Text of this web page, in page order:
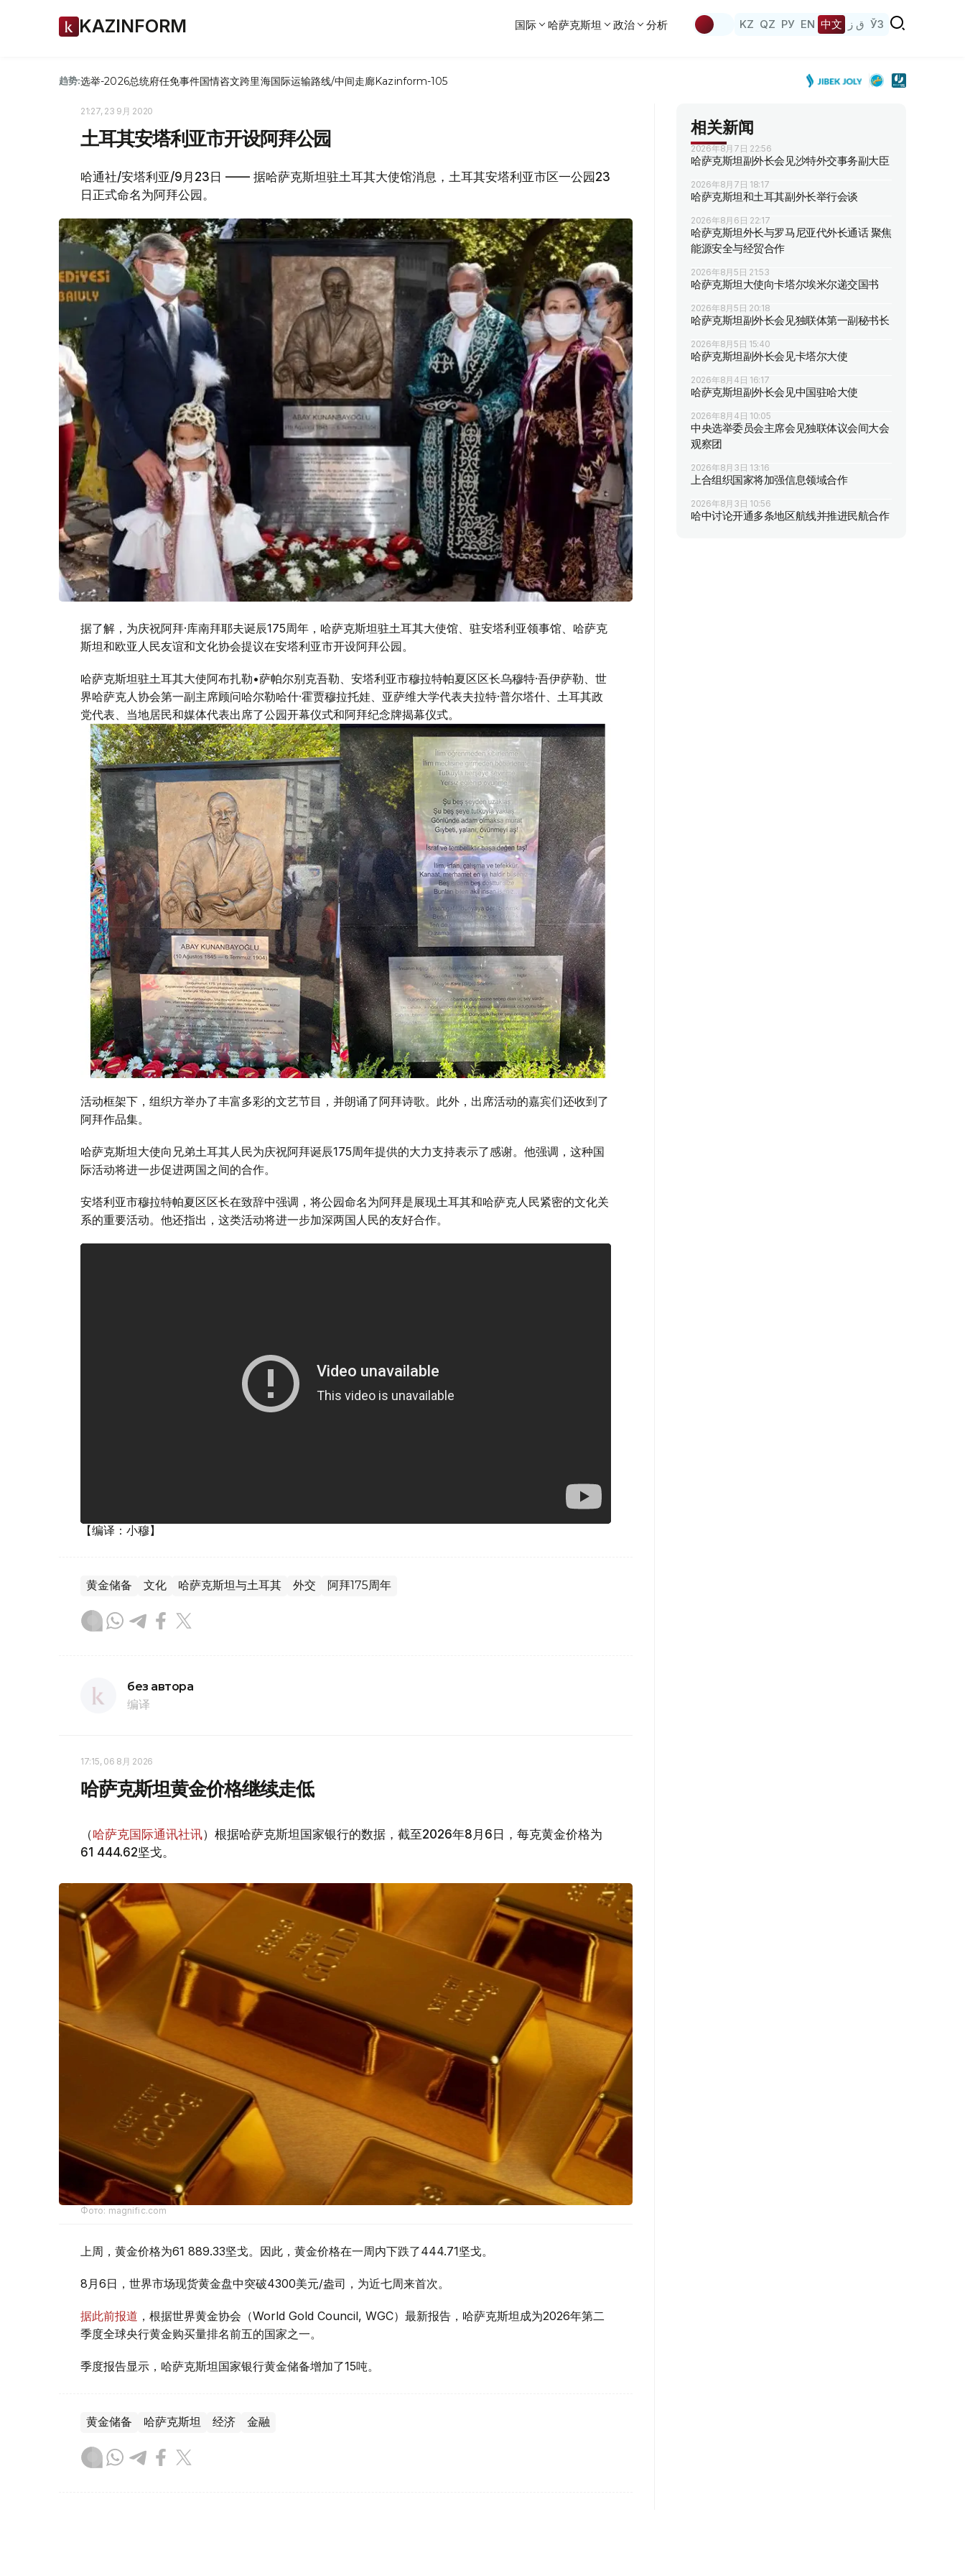
KAZINFORM 国际 哈萨克斯坦 政治 分析 KZ QZ РУ EN 中文 ق ز ЎЗ
趋势:选举-2026总统府任免事件国情咨文跨里海国际运输路线/中间走廊Kazinform-105
21:27, 23 9月 2020
土耳其安塔利亚市开设阿拜公园
哈通社/安塔利亚/9月23日 —— 据哈萨克斯坦驻土耳其大使馆消息，土耳其安塔利亚市区一公园23
日正式命名为阿拜公园。
据了解，为庆祝阿拜·库南拜耶夫诞辰175周年，哈萨克斯坦驻土耳其大使馆、驻安塔利亚领事馆、哈萨克
斯坦和欧亚人民友谊和文化协会提议在安塔利亚市开设阿拜公园。
哈萨克斯坦驻土耳其大使阿布扎勒•萨帕尔别克吾勒、安塔利亚市穆拉特帕夏区区长乌穆特·吾伊萨勒、世
界哈萨克人协会第一副主席顾问哈尔勒哈什·霍贾穆拉托娃、亚萨维大学代表夫拉特·普尔塔什、土耳其政
党代表、当地居民和媒体代表出席了公园开幕仪式和阿拜纪念牌揭幕仪式。
活动框架下，组织方举办了丰富多彩的文艺节目，并朗诵了阿拜诗歌。此外，出席活动的嘉宾们还收到了
阿拜作品集。
哈萨克斯坦大使向兄弟土耳其人民为庆祝阿拜诞辰175周年提供的大力支持表示了感谢。他强调，这种国
际活动将进一步促进两国之间的合作。
安塔利亚市穆拉特帕夏区区长在致辞中强调，将公园命名为阿拜是展现土耳其和哈萨克人民紧密的文化关
系的重要活动。他还指出，这类活动将进一步加深两国人民的友好合作。
【编译：小穆】
黄金储备 文化 哈萨克斯坦与土耳其 外交 阿拜175周年
без автора
编译
17:15, 06 8月 2026
哈萨克斯坦黄金价格继续走低
（哈萨克国际通讯社讯）根据哈萨克斯坦国家银行的数据，截至2026年8月6日，每克黄金价格为
61 444.62坚戈。
Фото: magnific.com
上周，黄金价格为61 889.33坚戈。因此，黄金价格在一周内下跌了444.71坚戈。
8月6日，世界市场现货黄金盘中突破4300美元/盎司，为近七周来首次。
据此前报道 ，根据世界黄金协会（World Gold Council, WGC）最新报告，哈萨克斯坦成为2026年第二
季度全球央行黄金购买量排名前五的国家之一。
季度报告显示，哈萨克斯坦国家银行黄金储备增加了15吨。
黄金储备 哈萨克斯坦 经济 金融
相关新闻
2026年8月7日 22:56
哈萨克斯坦副外长会见沙特外交事务副大臣
2026年8月7日 18:17
哈萨克斯坦和土耳其副外长举行会谈
2026年8月6日 22:17
哈萨克斯坦外长与罗马尼亚代外长通话 聚焦
能源安全与经贸合作
2026年8月5日 21:53
哈萨克斯坦大使向卡塔尔埃米尔递交国书
2026年8月5日 20:18
哈萨克斯坦副外长会见独联体第一副秘书长
2026年8月5日 15:40
哈萨克斯坦副外长会见卡塔尔大使
2026年8月4日 16:17
哈萨克斯坦副外长会见中国驻哈大使
2026年8月4日 10:05
中央选举委员会主席会见独联体议会间大会
观察团
2026年8月3日 13:16
上合组织国家将加强信息领域合作
2026年8月3日 10:56
哈中讨论开通多条地区航线并推进民航合作